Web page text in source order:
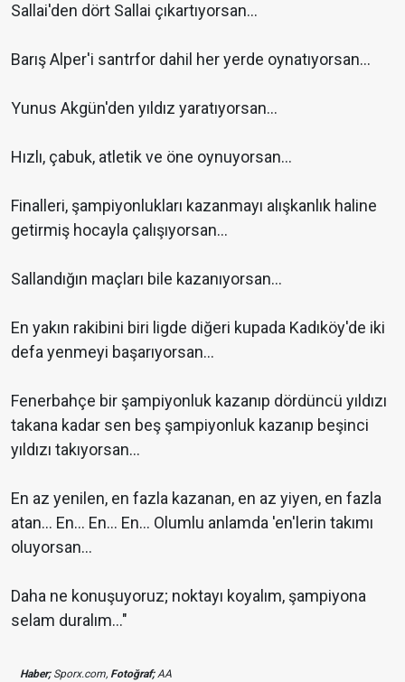
Sallai'den dört Sallai çıkartıyorsan…
Barış Alper'i santrfor dahil her yerde oynatıyorsan…
Yunus Akgün'den yıldız yaratıyorsan…
Hızlı, çabuk, atletik ve öne oynuyorsan…
Finalleri, şampiyonlukları kazanmayı alışkanlık haline
getirmiş hocayla çalışıyorsan…
Sallandığın maçları bile kazanıyorsan…
En yakın rakibini biri ligde diğeri kupada Kadıköy'de iki
defa yenmeyi başarıyorsan…
Fenerbahçe bir şampiyonluk kazanıp dördüncü yıldızı
takana kadar sen beş şampiyonluk kazanıp beşinci
yıldızı takıyorsan…
En az yenilen, en fazla kazanan, en az yiyen, en fazla
atan… En… En… En… Olumlu anlamda 'en'lerin takımı
oluyorsan…
Daha ne konuşuyoruz; noktayı koyalım, şampiyona
selam duralım…"
Haber;Sporx.com, Fotoğraf;AA